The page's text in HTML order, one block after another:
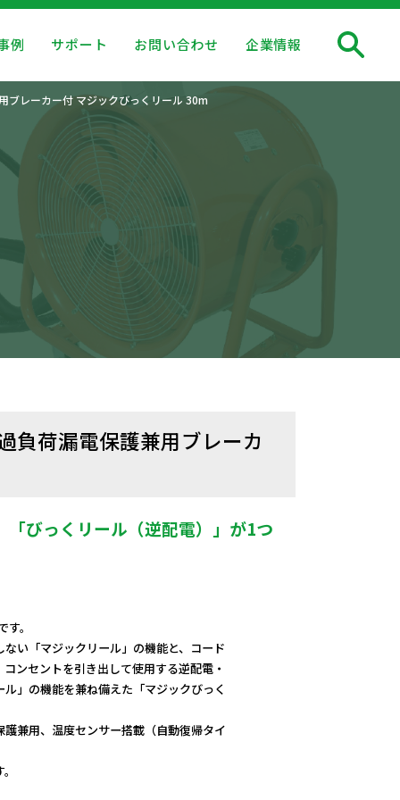
例 サポート お問い合わせ 企業情報
ブレーカー付 マジックびっくリール 30m
負荷漏電保護兼用ブレーカ
びっくリール（逆配電）」が1つ
。
い「マジックリール」の機能と、コード
ンセントを引き出して使用する逆配電・
」の機能を兼ね備えた「マジックびっく
兼用、温度センサー搭載（自動復帰タイ